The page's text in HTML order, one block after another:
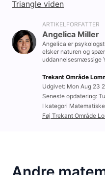
Triangle viden
ARTIKELFORFATTER
Angelica Miller
Angelica er
elsker naturen og
uddannelsesmæssige
Trekant Område
Udgivet: Mon Aug 23
Seneste opdatering:
I kategori
Føj Trekant Område